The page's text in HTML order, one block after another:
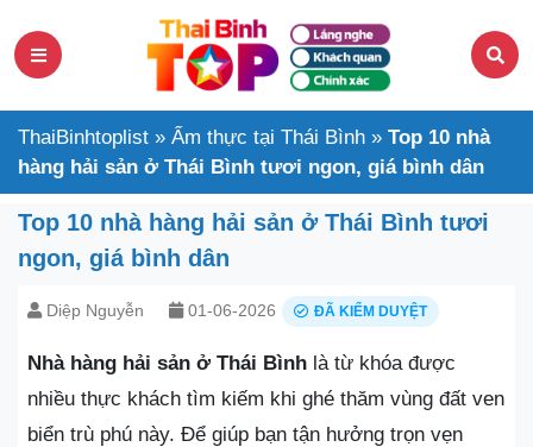
ThaiBinhtoplist » Ẩm thực tại Thái Bình » Top 10 nhà
hàng hải sản ở Thái Bình tươi ngon, giá bình dân
Top 10 nhà hàng hải sản ở Thái Bình tươi
ngon, giá bình dân
Diệp Nguyễn 01-06-2026 ĐÃ KIỂM DUYỆT
Nhà hàng hải sản ở Thái Bình là từ khóa được
nhiều thực khách tìm kiếm khi ghé thăm vùng đất ven
biển trù phú này. Để giúp bạn tận hưởng trọn vẹn